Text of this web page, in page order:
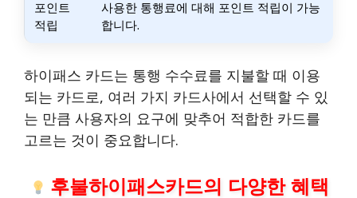
포인트
적립
사용한 통행료에 대해 포인트 적립이 가능
합니다.
하이패스 카드는 통행 수수료를 지불할 때 이용
되는 카드로, 여러 가지 카드사에서 선택할 수 있
는 만큼 사용자의 요구에 맞추어 적합한 카드를
고르는 것이 중요합니다.
후불하이패스카드의 다양한 혜택